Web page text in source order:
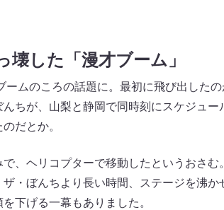
壊した「漫才ブーム」
ームのころの話題に。最初に飛び出した
ちが、山梨と静岡で同時刻にスケジュー
だとか。
、ヘリコプターで移動したというおさ
・ぼんちより長い時間、ステージを沸
下げる一幕もありました。